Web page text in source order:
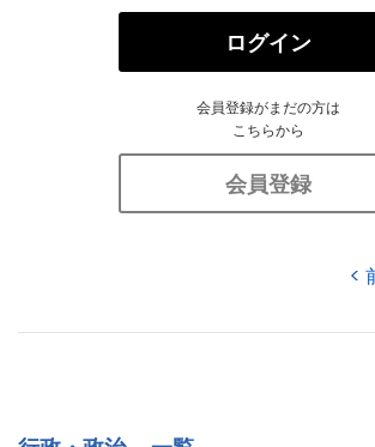
ログイン
会員登録がまだの方は
こちらから
会員登録